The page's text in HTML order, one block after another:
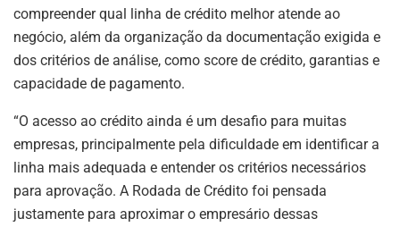
compreender qual linha de crédito melhor atende ao
negócio, além da organização da documentação exigida e
dos critérios de análise, como score de crédito, garantias e
capacidade de pagamento.
“O acesso ao crédito ainda é um desafio para muitas
empresas, principalmente pela dificuldade em identificar a
linha mais adequada e entender os critérios necessários
para aprovação. A Rodada de Crédito foi pensada
justamente para aproximar o empresário dessas